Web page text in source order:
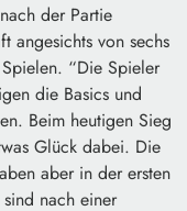
der Partie
angesichts von sechs
“Die Spieler
die Basics und
Beim heutigen Sieg
Glück dabei. Die
aber in der ersten
nach einer